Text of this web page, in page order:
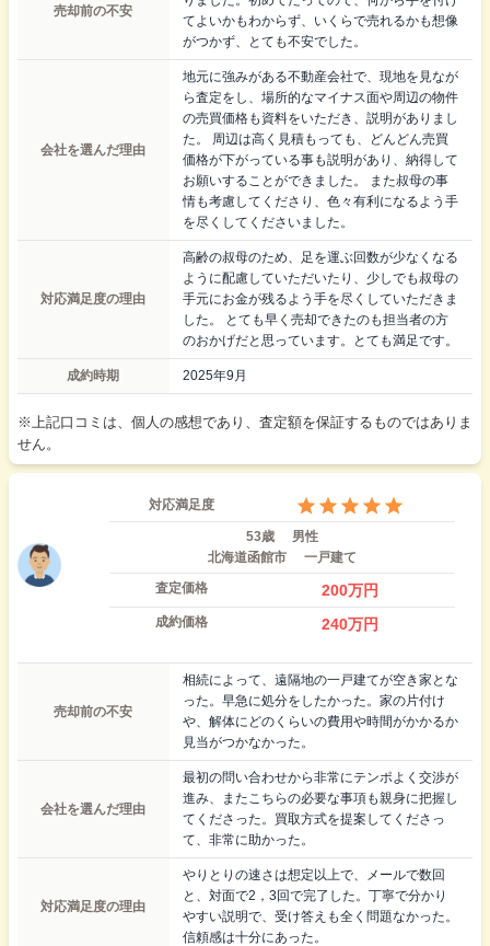
売却前の不安
てよいかもわからず、いくらで売れるかも想像
がつかず、とても不安でした。
会社を選んだ理由
地元に強みがある不動産会社で、現地を見なが
ら査定をし、場所的なマイナス面や周辺の物件
の売買価格も資料をいただき、説明がありまし
た。 周辺は高く見積もっても、どんどん売買
価格が下がっている事も説明があり、納得して
お願いすることができました。 また叔母の事
情も考慮してくださり、色々有利になるよう手
を尽くしてくださいました。
対応満足度の理由
高齢の叔母のため、足を運ぶ回数が少なくなる
ように配慮していただいたり、少しでも叔母の
手元にお金が残るよう手を尽くしていただきま
した。 とても早く売却できたのも担当者の方
のおかげだと思っています。とても満足です。
成約時期 2025年9月
※上記口コミは、個人の感想であり、査定額を保証するものではありま
せん。
対応満足度
53歳
男性
北海道函館市
一戸建て
査定価格
200万円
成約価格 240万円
売却前の不安
相続によって、遠隔地の一戸建てが空き家とな
った。早急に処分をしたかった。家の片付け
や、解体にどのくらいの費用や時間がかかるか
見当がつかなかった。
会社を選んだ理由
最初の問い合わせから非常にテンポよく交渉が
進み、またこちらの必要な事項も親身に把握し
てくださった。買取方式を提案してくださっ
て、非常に助かった。
対応満足度の理由
やりとりの速さは想定以上で、メールで数回
と、対面で2，3回で完了した。丁寧で分かり
やすい説明で、受け答えも全く問題なかった。
信頼感は十分にあった。